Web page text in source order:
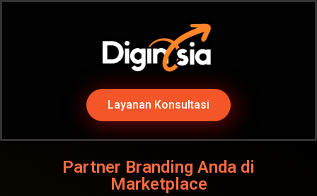
Layanan Konsultasi
Partner Branding Anda di
Marketplace